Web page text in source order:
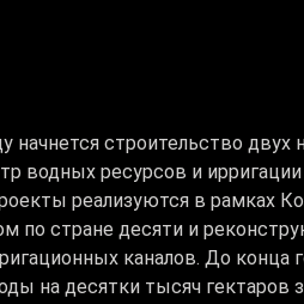
строительство двух
водных ресурсов и
реализуются в рамках
по стране десяти и
каналов. До конца
на десятки тысяч гектаров